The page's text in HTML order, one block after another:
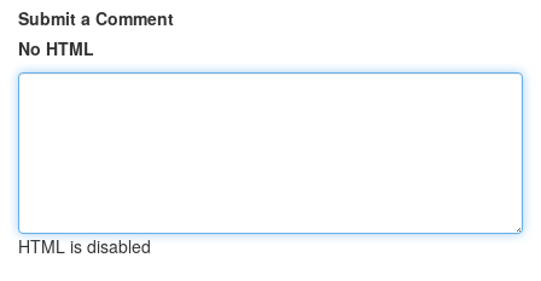
Submit a Comment
No HTML
HTML is disabled